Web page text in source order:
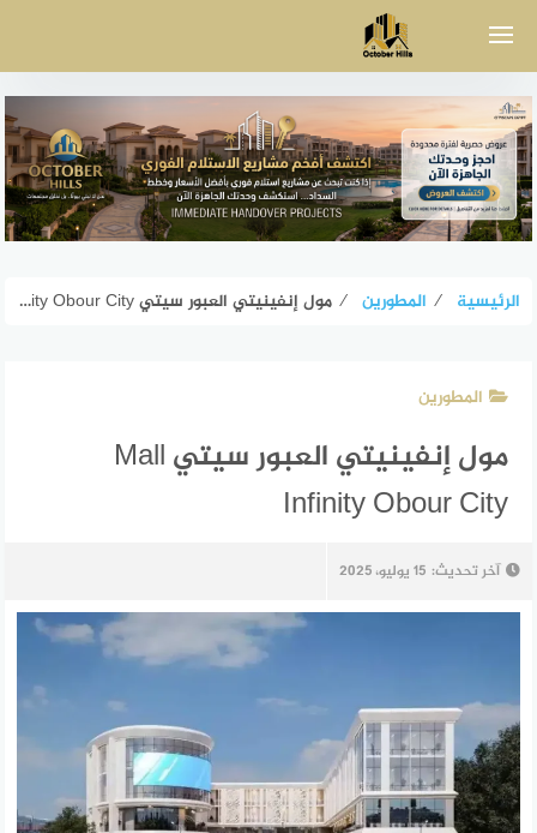
الرئيسية ⁄ المطورين ⁄ مول إنفينيتي العبور سيتي Mall Infinity Obour City
المطورين
مول إنفينيتي العبور سيتي Mall
Infinity Obour City
آخر تحديث: 15 يوليو، 2025